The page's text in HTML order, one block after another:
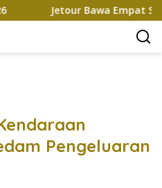
Jetour Bawa Empat SUV
Pengeluaran